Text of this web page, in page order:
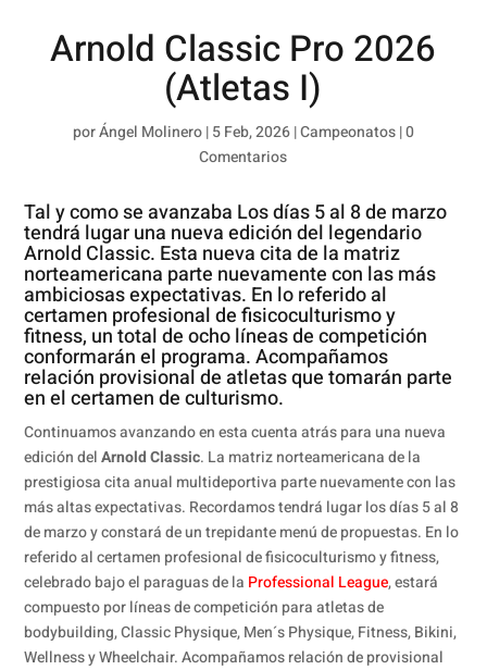
Arnold Classic Pro 2026
(Atletas I)
porÁngel Molinero|5 Feb, 2026|Campeonatos|0
Comentarios
Tal y como se avanzaba Los días 5 al 8 de marzo
tendrá lugar una nueva edición del legendario
Arnold Classic. Esta nueva cita de la matriz
norteamericana parte nuevamente con las más
ambiciosas expectativas. En lo referido al
certamen profesional de fisicoculturismo y
fitness, un total de ocho líneas de competición
conformarán el programa. Acompañamos
relación provisional de atletas que tomarán parte
en el certamen de culturismo.
Continuamos avanzando en esta cuenta atrás para una nueva
edición delArnold Classic. La matriz norteamericana de la
prestigiosa cita anual multideportiva parte nuevamente con las
más altas expectativas. Recordamos tendrá lugar los días 5 al 8
de marzo y constará de un trepidante menú de propuestas. En lo
referido al certamen profesional de fisicoculturismo y fitness,
celebrado bajo el paraguas de la Professional League, estará
compuesto por líneas de competición para atletas de
bodybuilding, Classic Physique, Men´s Physique, Fitness, Bikini,
Wellness y Wheelchair. Acompañamos relación de provisional